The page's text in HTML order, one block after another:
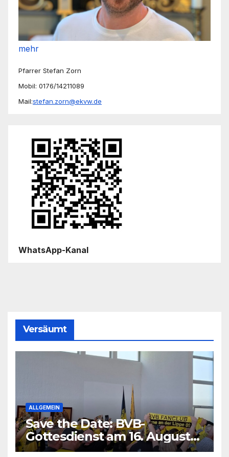
mehr
Pfarrer Stefan Zorn
Mobil: 0176/14211089
Mail:stefan.zorn@ekvw.de
WhatsApp-Kanal
Versäumt
ALLGEMEIN
Save the Date: BVB-
Gottesdienst am 16. August
2026